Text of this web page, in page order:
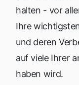
halten - vor
Ihre
und deren
auf viele Ihrer
haben wird.